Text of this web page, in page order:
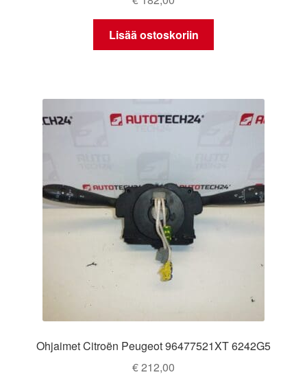
Lisää ostoskoriin
Ohjaimet Citroën Peugeot 96477521XT 6242G5
€212,00